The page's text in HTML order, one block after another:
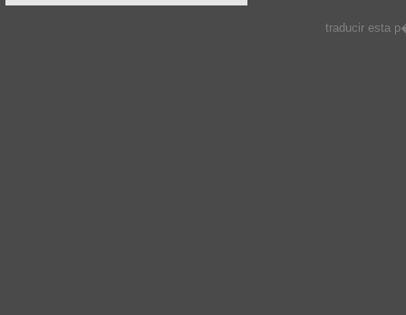
traducir esta